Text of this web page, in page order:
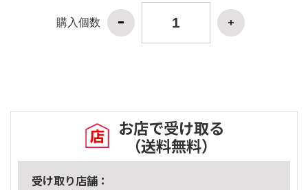
購入個数
お店で受け取る
（送料無料）
受け取り店舗：